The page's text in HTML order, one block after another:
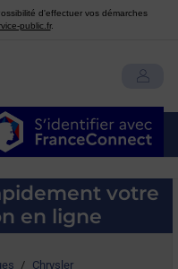
d'effectuer vos démarches
public.fr.
votre
en ligne
/ Chrysler